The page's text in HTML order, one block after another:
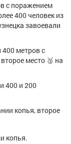
с поражением
400 человек из
завоевали
400 метров с
место 🥈 на
400 и 200
копья, второе
копья.